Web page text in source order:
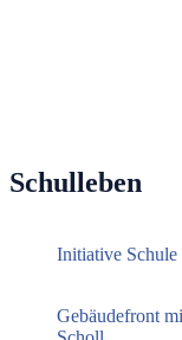
Schulleben
Initiative
Gebäudefront